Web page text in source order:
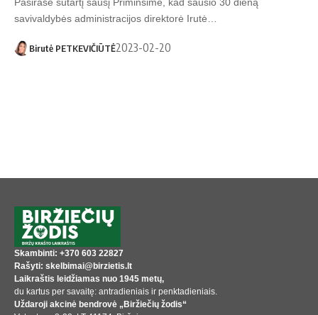
Pasirašė sutartį sausį Priminsime, kad sausio 30 dieną
savivaldybės administracijos direktorė Irutė…
Birutė PETKEVIČIŪTĖ2023-02-20
Skambinti: +370 603 22827
Rašyti: skelbimai@birzietis.lt
Laikraštis leidžiamas nuo 1945 metų,
du kartus per savaitę: antradieniais ir penktadieniais.
Uždaroji akcinė bendrovė „Biržiečių žodis“